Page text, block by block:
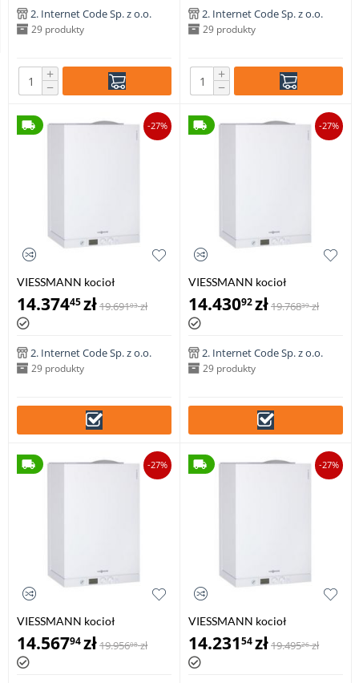
2. Internet Code Sp. z o.o.
29 produkty
+
−
2. Internet Code Sp. z o.o.
29 produkty
+
−
-27%
VIESSMANN kocioł
dwufunkcyjny VITODENS 111-
W 6,5-19,0 kW z zasobnikiem
c.w.u
14.37445zł19.69103 zł
2. Internet Code Sp. z o.o.
29 produkty
-27%
VIESSMANN kocioł
dwufunkcyjny VITODENS 111-
W 6,5-26,0 kW z zasobnikiem
c.w.u
14.43092zł19.76839 zł
2. Internet Code Sp. z o.o.
29 produkty
-27%
VIESSMANN kocioł
dwufunkcyjny VITODENS 111-
W 8,8-35,0 kW z zasobnikiem
c.w.u
14.56794zł19.95608 zł
-27%
VIESSMANN kocioł
dwufunkcyjny VITODENS 222-
W 6,5-19,0 kW z zasobnikiem
c.w.u [CLONE]
14.23154zł19.49526 zł